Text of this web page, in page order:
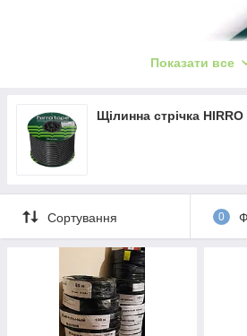
Показати все
Щілинна стрічка HIRRO
Сортування 0